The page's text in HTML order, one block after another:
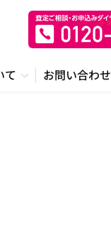
て お問い合わせ